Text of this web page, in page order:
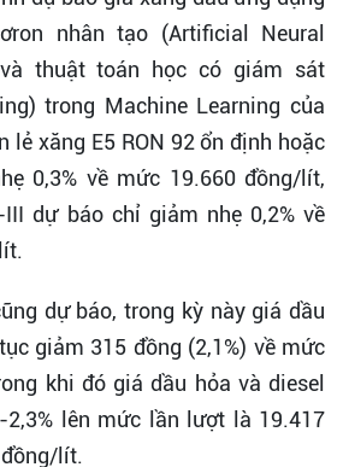
nhân tạo (Artificial Neural
thuật toán học có giám sát
trong Machine Learning của
lẻ xăng E5 RON 92 ổn định hoặc
0,3% về mức 19.660 đồng/lít,
III dự báo chỉ giảm nhẹ 0,2% về
dự báo, trong kỳ này giá dầu
giảm 315 đồng (2,1%) về mức
khi đó giá dầu hỏa và diesel
lên mức lần lượt là 19.417
lít.